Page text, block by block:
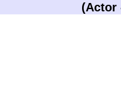
(Actor